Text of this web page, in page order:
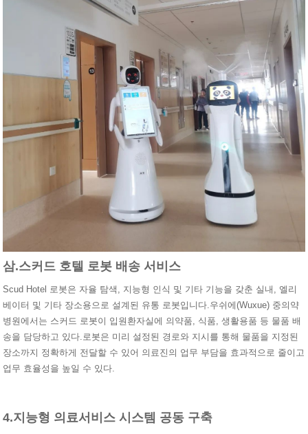
삼.스커드 호텔 로봇 배송 서비스
Scud Hotel 로봇은 자율 탐색, 지능형 인식 및 기타 기능을 갖춘 실내, 엘리
베이터 및 기타 장소용으로 설계된 유통 로봇입니다.우쉬에(Wuxue) 중의약
병원에서는 스커드 로봇이 입원환자실에 의약품, 식품, 생활용품 등 물품 배
송을 담당하고 있다.로봇은 미리 설정된 경로와 지시를 통해 물품을 지정된
장소까지 정확하게 전달할 수 있어 의료진의 업무 부담을 효과적으로 줄이고
업무 효율성을 높일 수 있다.
4.지능형 의료서비스 시스템 공동 구축